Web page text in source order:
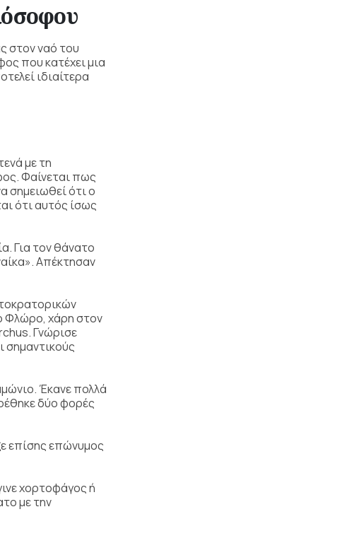
στον ναό του
που κατέχει μια
ιδιαίτερα
με τη
Φαίνεται πως
σημειωθεί ότι ο
ότι αυτός ίσως
Για τον θάνατο
Απέκτησαν
Φλώρο, χάρη στον
Γνώρισε
σημαντικούς
Έκανε πολλά
δύο φορές
επίσης επώνυμος
χορτοφάγος ή
με την